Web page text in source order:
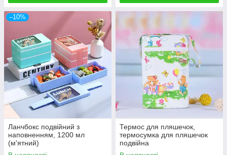
–10%
Ланчбокс подвійний з
наповненням, 1200 мл
(м'ятний)
Термос для пляшечок,
термосумка для пляшечок
подвійна